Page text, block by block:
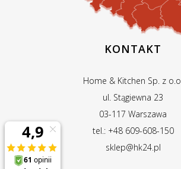
KONTAKT
Home & Kitchen Sp. z o.o.
ul. Stągiewna 23
03-117 Warszawa
tel.: +48 609-608-150
sklep@hk24.pl